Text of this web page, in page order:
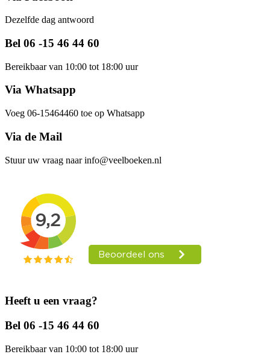
Dezelfde dag antwoord
Bel 06 -15 46 44 60
Bereikbaar van 10:00 tot 18:00 uur
Via Whatsapp
Voeg 06-15464460 toe op Whatsapp
Via de Mail
Stuur uw vraag naar info@veelboeken.nl
Heeft u een vraag?
Bel 06 -15 46 44 60
Bereikbaar van 10:00 tot 18:00 uur